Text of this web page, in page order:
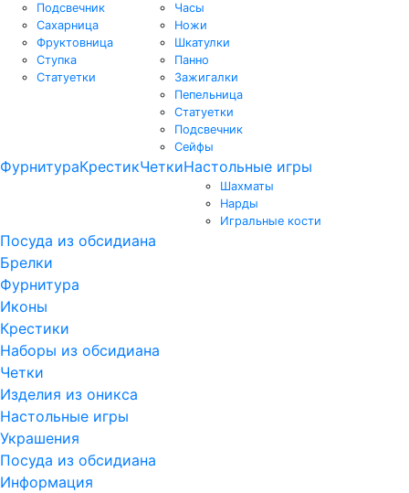
Подсвечник
Сахарница
Фруктовница
Ступка
Статуетки
Часы
Ножи
Шкатулки
Панно
Зажигалки
Пепельница
Статуетки
Подсвечник
Сейфы
ФурнитураКрестикЧеткиНастольные игры
Шахматы
Нарды
Игральные кости
Посуда из обсидиана
Брелки
Фурнитура
Иконы
Крестики
Наборы из обсидиана
Четки
Изделия из оникса
Настольные игры
Украшения
Посуда из обсидиана
Информация